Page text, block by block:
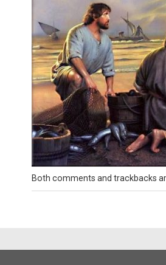
Both comments and trackbacks